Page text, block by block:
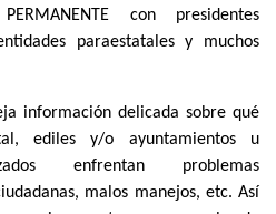
con presidentes
paraestatales y muchos
información delicada sobre qué
ediles y/o ayuntamientos u
enfrentan problemas
malos manejos, etc. Así